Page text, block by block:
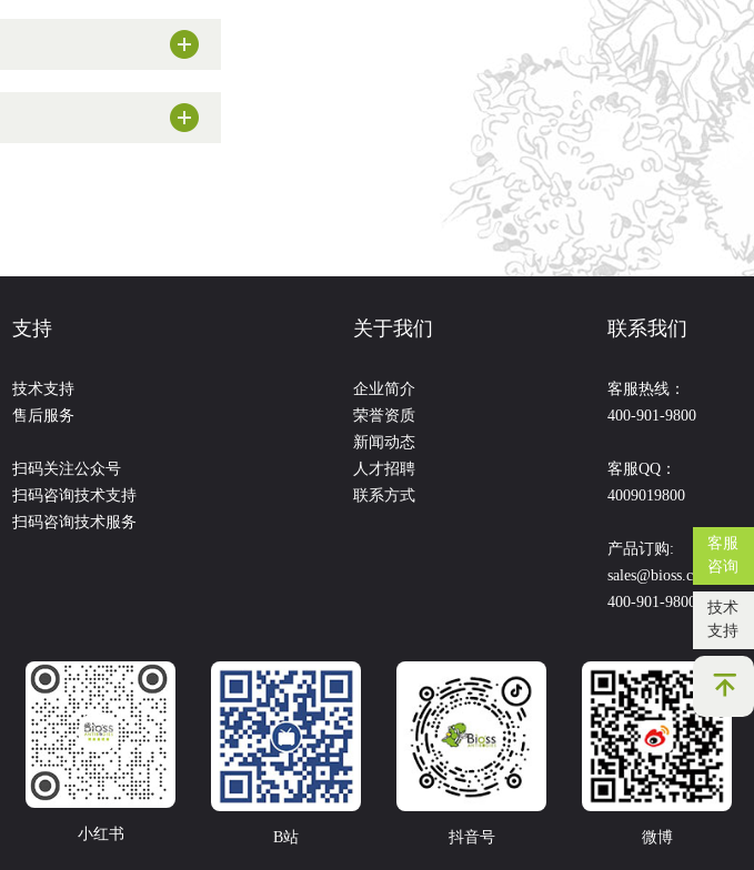
客服
咨询
技术
支持
支持
技术支持
售后服务
扫码关注公众号
扫码咨询技术支持
扫码咨询技术服务
关于我们
企业简介
荣誉资质
新闻动态
人才招聘
联系方式
联系我们
客服热线：
400-901-9800
客服QQ：
4009019800
产品订购:
sales@bioss.com.cn
400-901-9800
小红书 B站 抖音号 微博